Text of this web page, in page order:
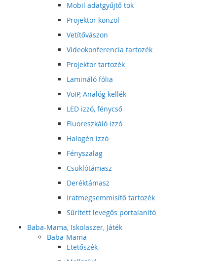
Mobil adatgyűjtő tok
Projektor konzol
Vetítővászon
Videokonferencia tartozék
Projektor tartozék
Lamináló fólia
VoIP, Analóg kellék
LED izzó, fénycső
Fluoreszkáló izzó
Halogén izzó
Fényszalag
Csuklótámasz
Deréktámasz
Iratmegsemmisítő tartozék
Sűrített levegős portalanító
Baba-Mama, Iskolaszer, Játék
Baba-Mama
Etetőszék